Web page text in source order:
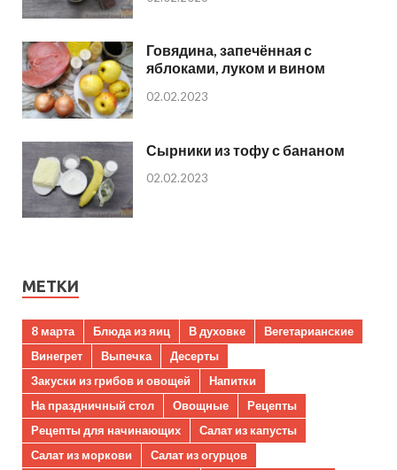
Говядина, запечённая с
яблоками, луком и вином
02.02.2023
Сырники из тофу с бананом
02.02.2023
МЕТКИ
8 марта Блюда из яиц В духовке
Вегетарианские
Винегрет
Выпечка
Десерты
Закуски из грибов и овощей
Напитки
На праздничный стол
Овощные
Рецепты
Рецепты для начинающих
Салат из капусты
Салат из моркови
Салат из огурцов